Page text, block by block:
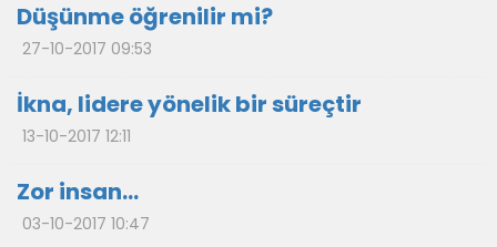
Düşünme öğrenilir mi?
27-10-2017 09:53
İkna, lidere yönelik bir süreçtir
13-10-2017 12:11
Zor insan…
03-10-2017 10:47